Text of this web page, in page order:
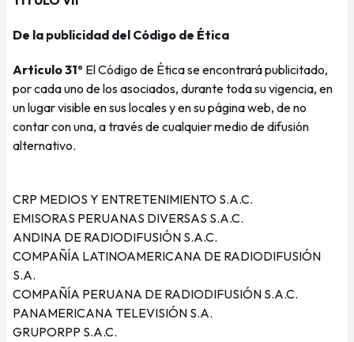
De la publicidad del Código de Ética
Artículo 31º El Código de Ética se encontrará publicitado,
por cada uno de los asociados, durante toda su vigencia, en
un lugar visible en sus locales y en su página web, de no
contar con una, a través de cualquier medio de difusión
alternativo.
CRP MEDIOS Y ENTRETENIMIENTO S.A.C.
EMISORAS PERUANAS DIVERSAS S.A.C.
ANDINA DE RADIODIFUSIÓN S.A.C.
COMPAÑÍA LATINOAMERICANA DE RADIODIFUSIÓN
S.A.
COMPAÑÍA PERUANA DE RADIODIFUSIÓN S.A.C.
PANAMERICANA TELEVISIÓN S.A.
GRUPORPP S.A.C.